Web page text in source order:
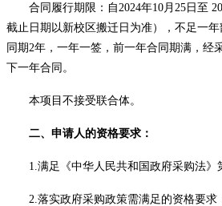
合同履行期限： 自 2024年10月25日至
截止日期以新校区搬迁日为准），不足一
同期2年，一年一签，前一年合同期满，经
下一年合同。
本项目 不接受联合体。
二、申请人的资格要求：
1.满足《中华人民共和国政府采购法》
2.落实政府采购政策需满足的资格要求